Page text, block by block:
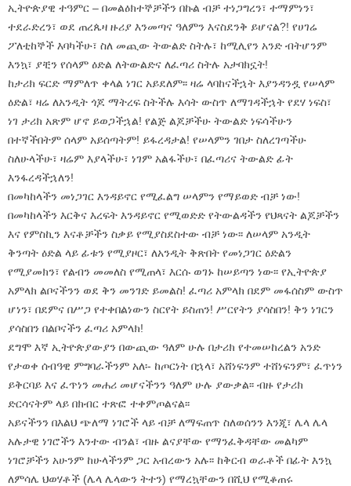
ኢትዮጵያዊ ተዓምር – በመልዕክተኞቻችን በኩል ብቻ ተነጋግረን፣ ተማምነን፣
ተደራድረን፣ ወደ ጠረጴዛ ዙሪያ እንመጣና ዓለምን እናስደንቅ ይሆናል?! የሀገሬ
ፖለቲከኞች እባካችሁ፣ ስለ መጪው ትውልድ ስትሉ፣ ከሚሊየን አንድ ብትሆንም
እንኳ፣ ያቺን የሰላም ዕድል ለትውልድና ለፈጣሪ ስትሉ አታባክኗት!
ከታሪክ ፍርድ ማምለጥ ቀላል ነገር አይደለም፡፡ ዛሬ ላባከናችኋት እያንዳንዷ የሠላም
ዕድል፣ ዛሬ ለአንዲት ጎጆ ማትረፍ ስትችሉ እሳት ውስጥ ለማገዳችኋት የደሃ ነፍስ፣
ነገ ታሪክ አጽም ሆኖ ይወጋችኋል! የልጅ ልጆቻችሁ ትውልድ ነፍሳችሁን
በተኛችበትም ሰላም አይሰጣትም! ይፋረዳታል! የሠላምን ገበታ ስለረገጣችሁ
ስለሁላችሁ፣ ዛሬም እያላችሁ፣ ነገም አልፋችሁ፣ በፈጣሪና ትውልድ ፊት
እንፋረዳችኋለን!
በመካከላችን መነጋገር እንዳይኖር የሚፈልግ ሠላምን የማይወድ ብቻ ነው!
በመካከላችን እርቅና እረፍት እንዳይኖር የሚወድድ የትውልዳችን የህጻናት ልጆቻችን
እና የምስኪን እናቶቻችን ስቃይ የሚያስደስተው ብቻ ነው፡፡ ለሠላም አንዲት
ቅንጣት ዕድል ላይ ፊቱን የሚያዞር፣ ለአንዲት ቅጽበት የመነጋገር ዕድልን
የሚያመክን፣ የልብን መመለስ የሚጠላ፣ እርሱ ወገኑ ከሠይጣን ነው፡፡ የኢትዮጵያ
አምላክ ልቦናችንን ወደ ቅን መንገድ ይመልስ! ፈጣሪ አምላክ በደም መፋሰስም ውስጥ
ሆነን፣ በደምና በሥጋ የተቀበልነውን ስርየት ይስጠን! ሥርየትን ያሳስበን! ቅን ነገርን
ያሳስበን በልቦናችን ፈጣሪ አምላክ!
ደግሞ እኛ ኢትዮጵያውያን በውጪው ዓለም ሁሉ በታሪክ የተመሠከረልን አንድ
የታወቀ ሰብዓዊ ምግባራችንም አለ፡- ከጦርነት በኋላ፣ አሸነፍንም ተሸነፍንም፣ ፈጥነን
ይቅርባይ እና ፈጥነን መሐሪ መሆናችንን ዓለም ሁሉ ያውቃል፡፡ ብዙ የታሪክ
ድርሳናትም ላይ በክብር ተጽፎ ተቀምጦልናል፡፡
አይናችንን በእልህ ጭለማ ነገሮች ላይ ብቻ ለማፍጠጥ ስለወሰንን እንጂ፣ ሌላ ሌላ
አሉታዊ ነገሮችን እንተው ብንል፣ ብዙ ልናያቸው የማንፈቅዳቸው መልካም
ነገሮቻችን አሁንም ከሁላችንም ጋር አብረውን አሉ፡፡ ከቅርብ ወራቶች በፊት እንኳ
ለምሳሌ ህወሃቶች (ሌላ ሌላውን ትተን) የማረኳቸውን በሺህ የሚቆጠሩ